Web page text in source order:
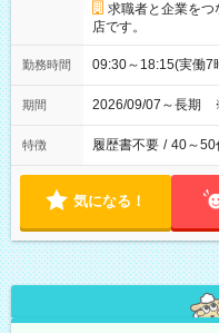
求職者と企業をつ
店です。
勤務時間 09:30～18:15(実働
期間 2026/09/07～長期
特徴 履歴書不要 / 40～50
気になる！